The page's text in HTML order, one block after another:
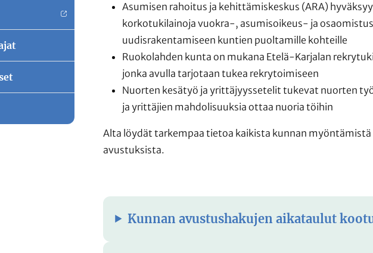
Asumisen rahoitus ja kehittämiskeskus (ARA) hyväksyy
korkotukilainoja vuokra-, asumisoikeus- ja
uudisrakentamiseen kuntien puoltamille kohteille
Ruokolahden kunta on mukana Etelä-Karjalan
jonka avulla tarjotaan tukea rekrytoimiseen
Nuorten kesätyö ja yrittäjyyssetelit tukevat nuorten
ja yrittäjien mahdolisuuksia ottaa nuoria töihin
Alta löydät tarkempaa tietoa kaikista kunnan myöntämistä
avustuksista.
Kunnan avustushakujen aikataulut